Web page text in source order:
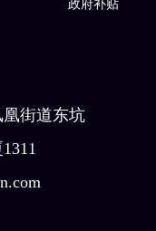
政府补贴
街道东坑